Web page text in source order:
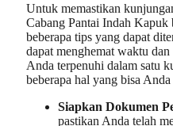
Untuk memastikan
Cabang Pantai Indah Kapuk
beberapa tips yang dapat
dapat menghemat waktu
Anda terpenuhi dalam satu
beberapa hal yang bisa
Siapkan Dokumen
pastikan Anda telah